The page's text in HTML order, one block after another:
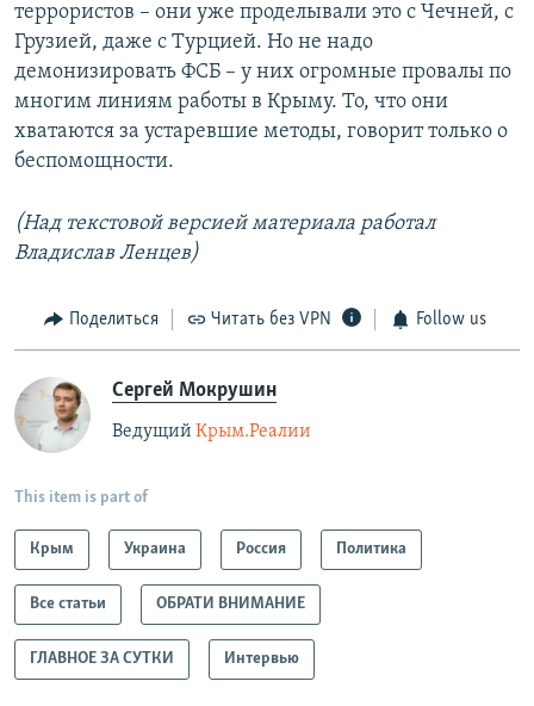
террористов – они уже проделывали это с Чечней, с
Грузией, даже с Турцией. Но не надо
демонизировать ФСБ – у них огромные провалы по
многим линиям работы в Крыму. То, что они
хватаются за устаревшие методы, говорит только о
беспомощности.
(Над текстовой версией материала работал
Владислав Ленцев)
Поделиться Читать без VPN Follow us
Сергей Мокрушин
Ведущий Крым.Реалии
This item is part of
Крым Украина Россия Политика
Все статьи ОБРАТИ ВНИМАНИЕ
ГЛАВНОЕ ЗА СУТКИ Интервью